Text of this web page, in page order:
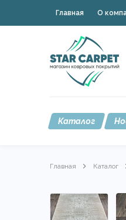
Главная О
Каталог
Главная Каталог